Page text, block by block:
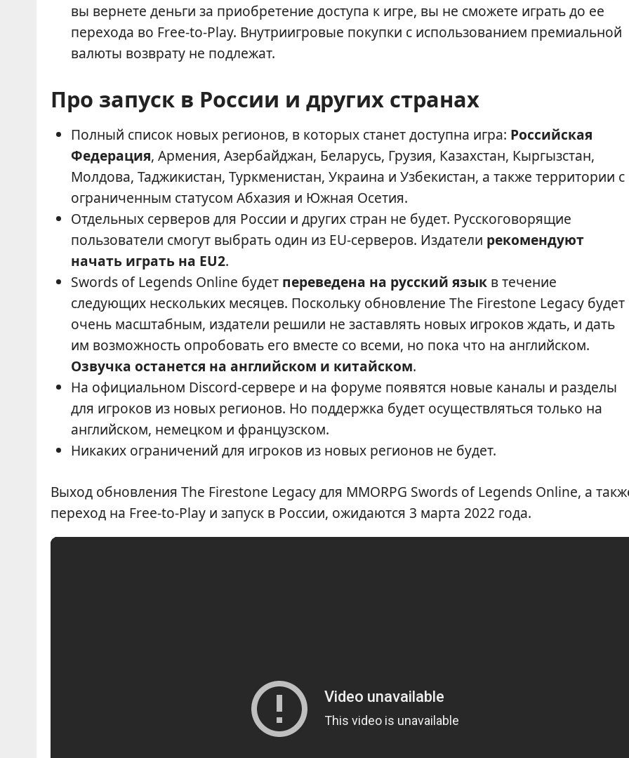
вы вернете деньги за приобретение доступа к игре, вы не сможете играть до ее
перехода во Free-to-Play. Внутриигровые покупки с использованием премиальной
валюты возврату не подлежат.
Про запуск в России и других странах
Полный список новых регионов, в которых станет доступна игра: Российская
Федерация, Армения, Азербайджан, Беларусь, Грузия, Казахстан, Кыргызстан,
Молдова, Таджикистан, Туркменистан, Украина и Узбекистан, а также территории с
ограниченным статусом Абхазия и Южная Осетия.
Отдельных серверов для России и других стран не будет. Русскоговорящие
пользователи смогут выбрать один из EU-серверов. Издатели рекомендуют
начать играть на EU2.
Swords of Legends Online будет переведена на русский языкв течение
следующих нескольких месяцев. Поскольку обновление The Firestone Legacy будет
очень масштабным, издатели решили не заставлять новых игроков ждать, и дать
им возможность опробовать его вместе со всеми, но пока что на английском.
Озвучка останется на английском и китайском.
На официальном Discord-сервере и на форуме появятся новые каналы и разделы
для игроков из новых регионов. Но поддержка будет осуществляться только на
английском, немецком и французском.
Никаких ограничений для игроков из новых регионов не будет.
Выход обновления The Firestone Legacy для MMORPG Swords of Legends Online, а
переход на Free-to-Play и запуск в России, ожидаются 3 марта 2022 года.